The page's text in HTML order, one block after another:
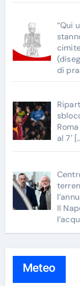
“Qui
di
al 7′
Il
Meteo